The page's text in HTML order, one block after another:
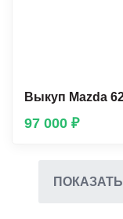
Выкуп Mazda
97 000 ₽